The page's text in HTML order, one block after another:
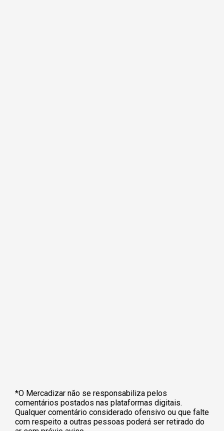
*O Mercadizar não se responsabiliza pelos
comentários postados nas plataformas digitais.
Qualquer comentário considerado ofensivo ou que falte
com respeito a outras pessoas poderá ser retirado do